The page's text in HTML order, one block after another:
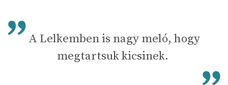
A Lelkemben is nagy meló, hogy
megtartsuk kicsinek.